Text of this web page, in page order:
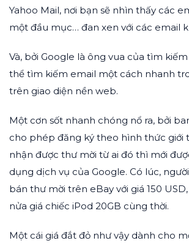
Yahoo Mail, nơi bạn sẽ nhìn thấy các
một đầu mục… đan xen với các email
Và, bởi Google là ông vua của tìm
thể tìm kiếm email một cách nhanh
trên giao diện nền web.
Một cơn sốt nhanh chóng nổ ra, bởi
cho phép đăng ký theo hình thức giới
nhận được thư mời từ ai đó thì mới
dụng dịch vụ của Google. Có lúc,
bán thư mời trên eBay với giá 150
nửa giá chiếc iPod 20GB cùng thời.
Một cái giá đắt đỏ như vậy dành cho